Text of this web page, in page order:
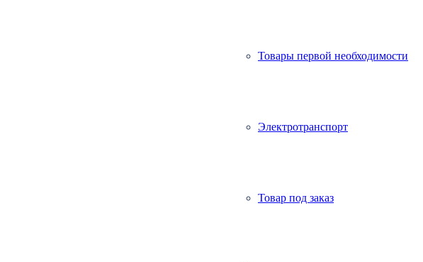
Товары первой необходимости
Электротранспорт
Товар под заказ